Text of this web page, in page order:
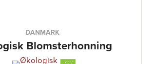
DANMARK
Blomsterhonning